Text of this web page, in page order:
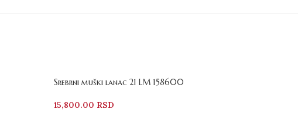
Srebrni muški lanac 21 LM 158600
15,800.00 RSD